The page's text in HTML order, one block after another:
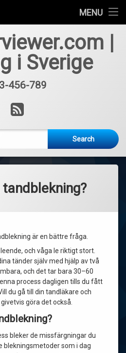
MENU
licens?
|
i Sverige
456-789
RSS
Search for:
är en bättre fråga.
och våga le riktigt stort.
tänder själv med hjälp av två
och det tar bara 30–60
process dagligen tills du fått
du gå till din tandläkare och
göra det också.
bleker de missfärgningar du
blekningsmetoder som i dag